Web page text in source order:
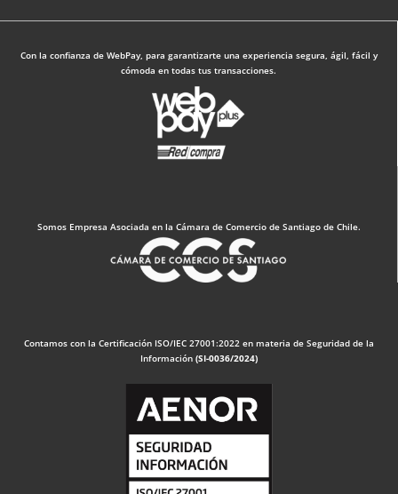
Con la confianza de WebPay, para garantizarte una experiencia segura, ágil, fácil y
cómoda en todas tus transacciones.
Somos Empresa Asociada en la Cámara de Comercio de Santiago de Chile.
Contamos con la Certificación ISO/IEC 27001:2022 en materia de Seguridad de la
Información (SI-0036/2024)